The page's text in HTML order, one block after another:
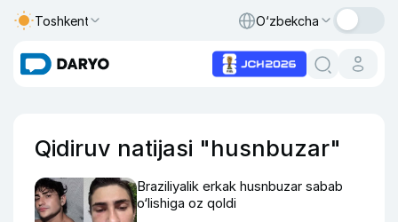
Toshkent O‘zbekcha
Qidiruv natijasi "husnbuzar"
Braziliyalik erkak husnbuzar sabab
o‘lishiga oz qoldi